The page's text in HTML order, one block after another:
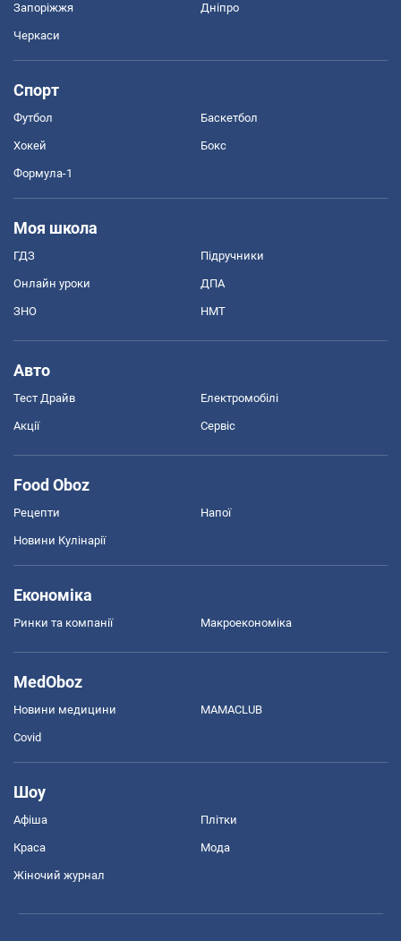
Запоріжжя Дніпро
Черкаси
Спорт
Футбол Баскетбол
Хокей Бокс
Формула-1
Моя школа
ГДЗ Підручники
Онлайн уроки ДПА
ЗНО НМТ
Авто
Тест Драйв Електромобілі
Акції Сервіс
Food Oboz
Рецепти Напої
Новини Кулінарії
Економіка
Ринки та компанії Макроекономіка
MedOboz
Новини медицини MAMACLUB
Covid
Шоу
Афіша Плітки
Краса Мода
Жіночий журнал